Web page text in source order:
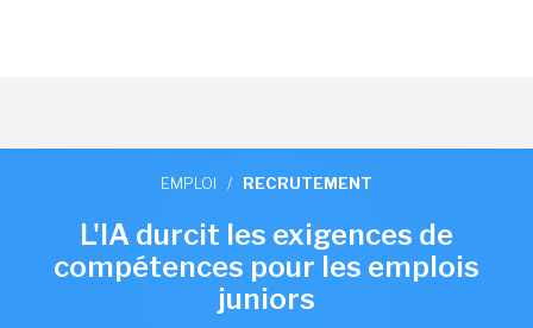
EMPLOI / RECRUTEMENT
L'IA durcit les exigences de
compétences pour les emplois
juniors